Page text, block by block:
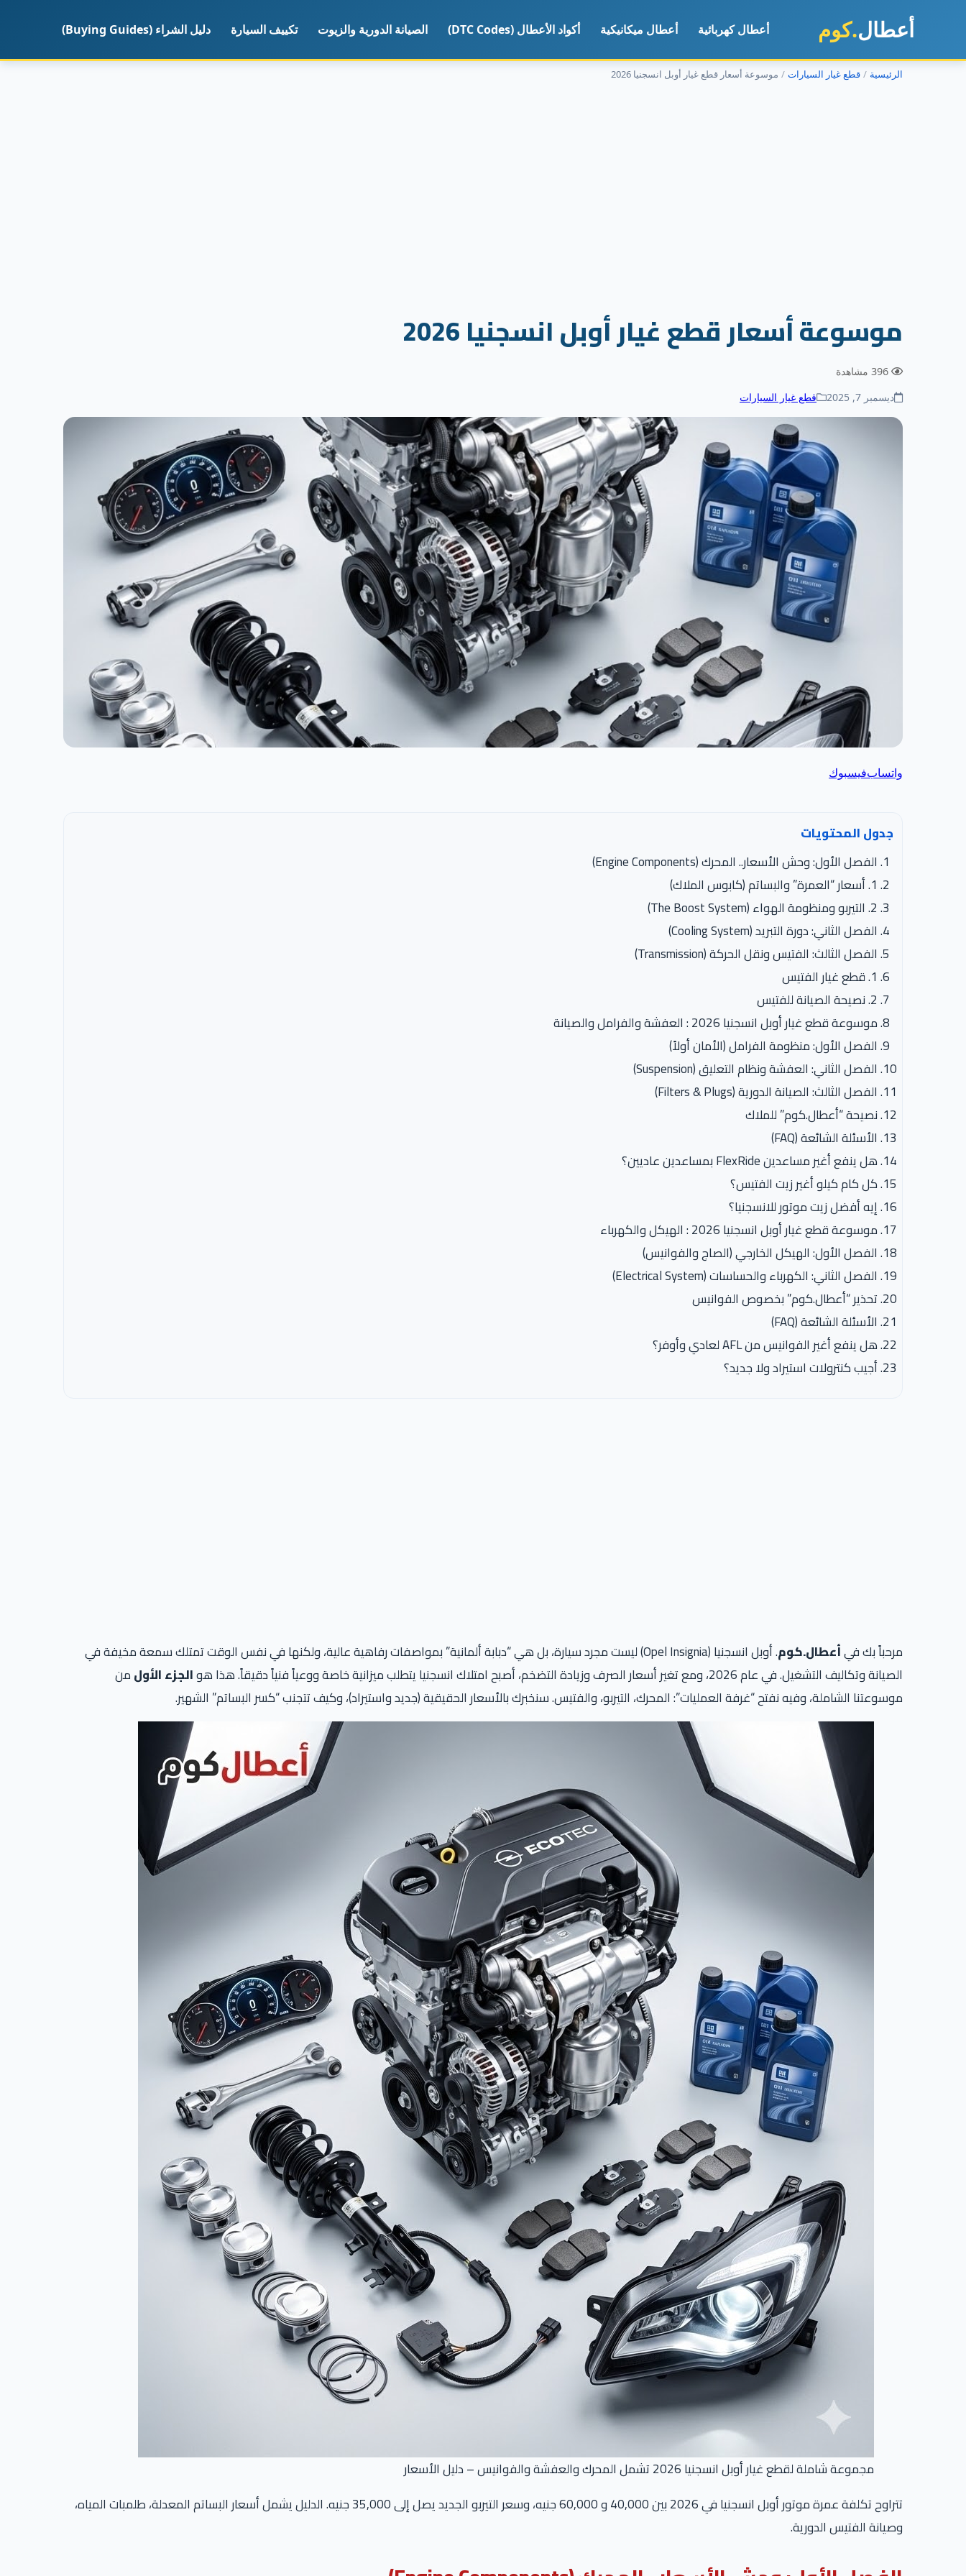
أعطال.كوم أعطال كهربائية أعطال ميكانيكية أكواد الأعطال (DTC Codes) الصيانة الدورية والزيوت تكييف السيارة دليل الشراء (Buying Guides)
الرئيسية قطع غيار السيارات موسوعة أسعار قطع غيار أوبل انسجنيا 2026
موسوعة أسعار قطع غيار أوبل انسجنيا 2026
ديسمبر 7, 2025
قطع غيار السيارات
واتسابفيسبوك
جدول المحتويات
الفصل الأول: وحش الأسعار.. المحرك (Engine Components)
1. أسعار “العمرة” والبساتم (كابوس الملاك)
2. التيربو ومنظومة الهواء (The Boost System)
الفصل الثاني: دورة التبريد (Cooling System)
الفصل الثالث: الفتيس ونقل الحركة (Transmission)
1. قطع غيار الفتيس
2. نصيحة الصيانة للفتيس
موسوعة قطع غيار أوبل انسجنيا 2026 : العفشة والفرامل والصيانة
الفصل الأول: منظومة الفرامل (الأمان أولاً)
الفصل الثاني: العفشة ونظام التعليق (Suspension)
الفصل الثالث: الصيانة الدورية (Filters & Plugs)
نصيحة “أعطال.كوم” للملاك
الأسئلة الشائعة (FAQ)
هل ينفع أغير مساعدين FlexRide بمساعدين عاديين؟
كل كام كيلو أغير زيت الفتيس؟
إيه أفضل زيت موتور للانسجنيا؟
موسوعة قطع غيار أوبل انسجنيا 2026 : الهيكل والكهرباء
الفصل الأول: الهيكل الخارجي (الصاج والفوانيس)
الفصل الثاني: الكهرباء والحساسات (Electrical System)
تحذير “أعطال.كوم” بخصوص الفوانيس
الأسئلة الشائعة (FAQ)
هل ينفع أغير الفوانيس من AFL لعادي وأوفر؟
أجيب كنترولات استيراد ولا جديد؟
مرحباً بك فيأعطال.كوم
. أوبل انسجنيا (Opel Insignia) ليست مجرد سيارة، بل هي “دبابة ألمانية” بمواصفات رفاهية عالية، ولكنها في نفس الوقت تمتلك سمعة مخيفة في
الصيانة وتكاليف التشغيل. في عام 2026، ومع تغير أسعار الصرف وزيادة التضخم، أصبح امتلاك انسجنيا يتطلب ميزانية خاصة ووعياً فنياً دقيقاً. هذا هو
الجزء الأولمن
موسوعتنا الشاملة، وفيه نفتح “غرفة العمليات”: المحرك، التيربو، والفتيس. سنخبرك بالأسعار الحقيقية (جديد واستيراد)، وكيف تتجنب “كسر البساتم” الشهير.
مجموعة شاملة لقطع غيار أوبل انسجنيا 2026 تشمل المحرك والعفشة والفوانيس – دليل الأسعار
تتراوح تكلفة عمرة موتور أوبل انسجنيا في 2026 بين 40,000 و 60,000 جنيه، وسعر التيربو الجديد يصل إلى 35,000 جنيه. الدليل يشمل أسعار البساتم المعدلة، طلمبات المياه،
وصيانة الفتيس الدورية.